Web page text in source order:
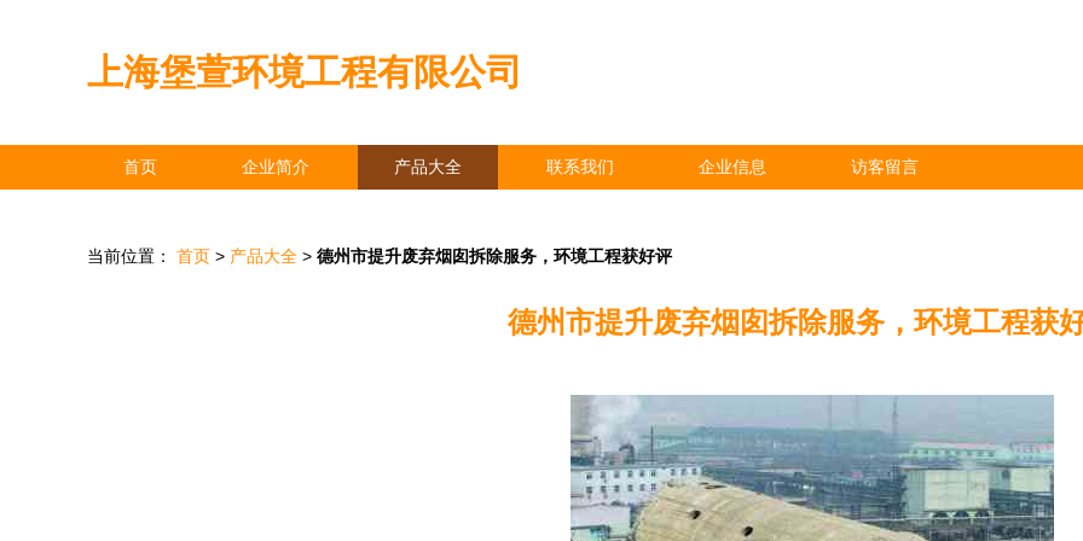
上海堡萱环境工程有限公司
首页 企业简介 产品大全 联系我们 企业信息 访客留言
当前位置： 首页 > 产品大全 > 德州市提升废弃烟囱拆除服务，环境工程获好评
德州市提升废弃烟囱拆除服务，环境工程获